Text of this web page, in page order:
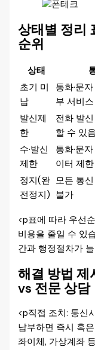
상태별 정리
순위
상태
초기 미
납
통화·문
부 서비
발신제
한
전화 발
할 수 있음
수·발신
제한
통화·문
이터 제한
정지(완
전정지)
모든 통
불가
<p표에 따라 우선
비용을 줄일 수 있
간과 행정절차가
해결 방법
vs 전문 상담
<p직접 조치: 통신
납부하면 즉시 혹
좌이체, 가상계좌